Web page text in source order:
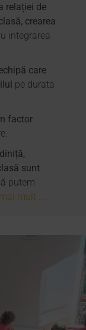
relației de
crearea
integrarea
care
pe durata
factor
sunt
putem
mult ...